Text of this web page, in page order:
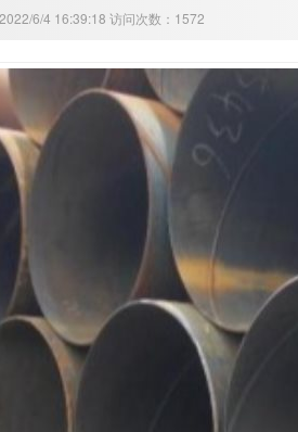
6/4 16:39:18 访问次数：1572